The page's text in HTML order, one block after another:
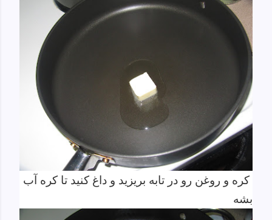
کره و روغن رو در تابه بریزید و داغ کنید تا کره آب
بشه